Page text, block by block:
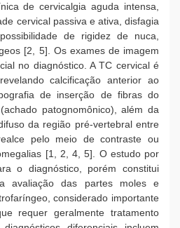
de cervicalgia aguda intensa,
cervical passiva e ativa, disfagia
de rigidez de nuca,
[2, 5]. Os exames de imagem
no diagnóstico. A TC cervical é
calcificação anterior ao
de inserção de fibras do
patognomônico), além da
da região pré-vertebral entre
pelo meio de contraste ou
[1, 2, 4, 5]. O estudo por
o diagnóstico, porém constitui
avaliação das partes moles e
considerado importante
requer geralmente tratamento